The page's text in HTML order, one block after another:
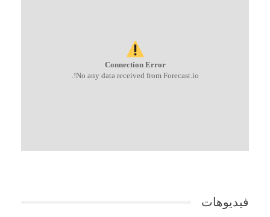
Connection Error
No any data received from Forecast.io!.
فيديوهات